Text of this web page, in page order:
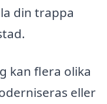
din trappa
kan flera olika
eller